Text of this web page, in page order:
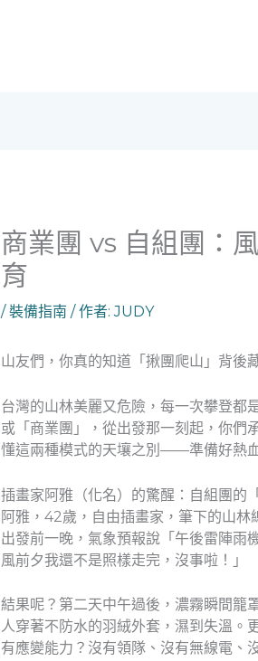
商業團 vs 自組團：
育
/裝備指南 / 作者:JUDY
山友們，你真的知道「揪團爬山」背後
台灣的山林美麗又危險，每一次攀登都
或「商業團」，從出發那一刻起，你們
懂這兩種模式的天壤之別——準備好熱
插畫家阿雅（化名）的驚醒：自組團的
阿雅，42歲，自由插畫家，筆下的山
出發前一晚，氣象預報說「午後雷陣雨
風前夕我還不是照樣走完，沒事啦！」
結果呢？第二天中午過後，濃霧瞬間
人穿著不防水的羽絨外套，濕到失溫。
有應變能力？沒有領隊、沒有無線電、